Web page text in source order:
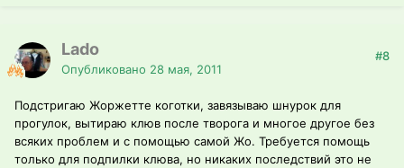
Lado
Опубликовано 28 мая, 2011
#8
Подстригаю Жоржетте коготки, завязываю шнурок для
прогулок, вытираю клюв после творога и многое другое без
всяких проблем и с помощью самой Жо. Требуется помощь
только для подпилки клюва, но никаких последствий это не